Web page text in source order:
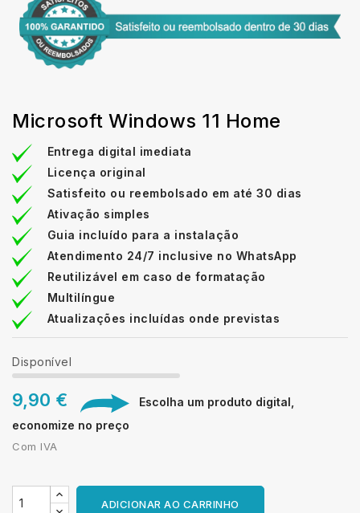
Microsoft Windows 11 Home
Entrega digital imediata
Licença original
Satisfeito ou reembolsado em até 30 dias
Ativação simples
Guia incluído para a instalação
Atendimento 24/7 inclusive no WhatsApp
Reutilizável em caso de formatação
Multilíngue
Atualizações incluídas onde previstas
Disponível
9,90 €
Escolha um produto digital,
economize no preço
Com IVA
ADICIONAR AO CARRINHO